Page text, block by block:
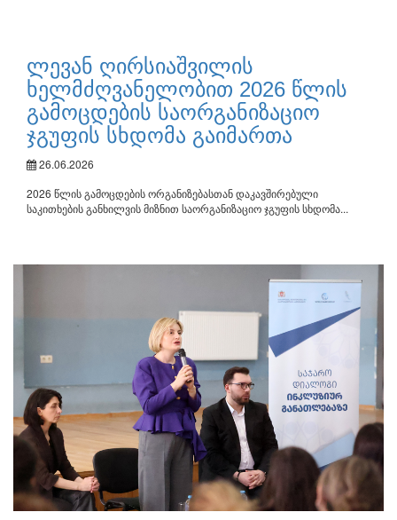
ლევან ღირსიაშვილის
ხელმძღვანელობით 2026 წლის
გამოცდების საორგანიზაციო
ჯგუფის სხდომა გაიმართა
26.06.2026
2026 წლის გამოცდების ორგანიზებასთან დაკავშირებული
საკითხების განხილვის მიზნით საორგანიზაციო ჯგუფის სხდომა...